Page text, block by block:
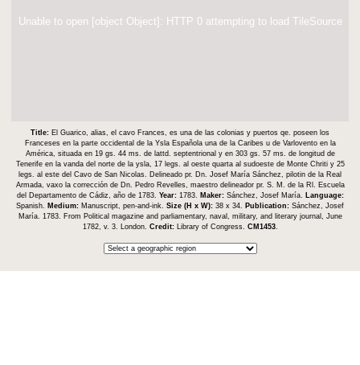
Unable to open [object Object]: HTTP 0 attempting to load TileSource
Title: El Guarico, alias, el cavo Frances, es una de las colonias y puertos qe. poseen los
Franceses en la parte occidental de la Ysla Española una de la Caribes u de Varlovento en la
América, situada en 19 gs. 44 ms. de lattd. septentrional y en 303 gs. 57 ms. de longitud de
Tenerife en la vanda del norte de la ysla, 17 legs. al oeste quarta al sudoeste de Monte Chriti y 25
legs. al este del Cavo de San Nicolas. Delineado pr. Dn. Josef María Sánchez, pilotin de la Real
Armada, vaxo la corrección de Dn. Pedro Revelles, maestro delineador pr. S. M. de la Rl. Escuela
del Departamento de Cádiz, año de 1783. Year: 1783. Maker: Sánchez, Josef María.
Language:
Spanish. Medium: Manuscript, pen-and-ink. Size (H x W): 38 x 34. Publication: Sánchez, Josef
María. 1783. From Political magazine and parliamentary, naval, military, and literary journal, June
1782, v. 3. London. Credit: Library of Congress. CM1453.